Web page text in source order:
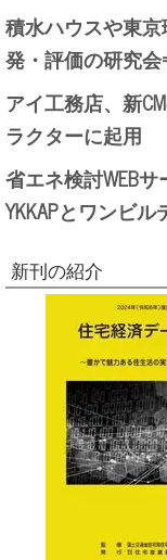
積水ハウスや東
発・評価の研究
アイ工務店、新
ラクターに起用
省エネ検討WEB
YKKAPとワンビ
新刊の紹介